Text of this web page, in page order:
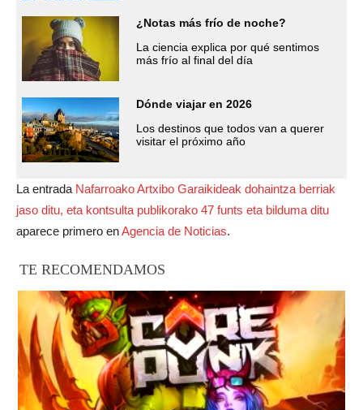
¿Notas más frío de noche?
La ciencia explica por qué sentimos
más frío al final del día
Dónde viajar en 2026
Los destinos que todos van a querer
visitar el próximo año
La entrada Nafarroako Artxibo Garaikideak dohaintza berriak
jaso ditu, eta kontsulta publikorako 47 funts eta bilduma ditu
aparece primero enAgencia de Noticias.
TE RECOMENDAMOS